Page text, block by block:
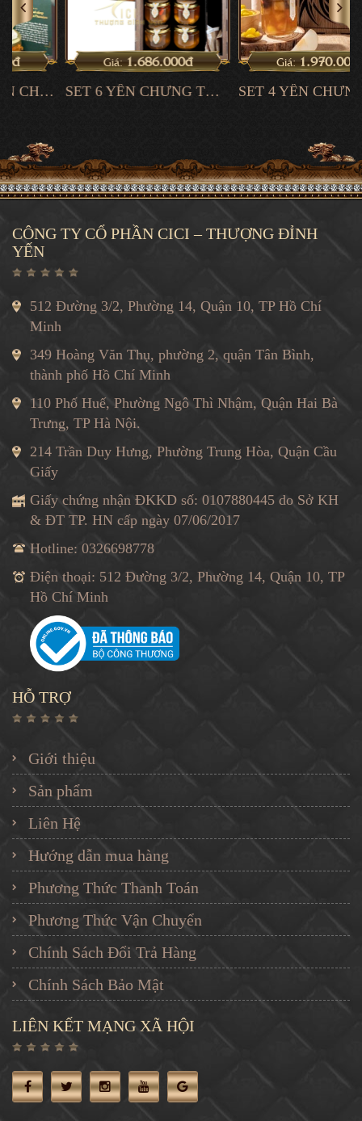
Giá:1.686.000đ
SET 6 YẾN CHƯNG TƯƠI
Giá:1.970.000đ
SET 4 YẾN CHƯNG TƯƠI
CÔNG TY CỔ PHẦN CICI – THƯỢNG ĐỈNH
YẾN
512 Đường 3/2, Phường 14, Quận 10, TP Hồ Chí
Minh
349 Hoàng Văn Thụ, phường 2, quận Tân Bình,
thành phố Hồ Chí Minh
110 Phố Huế, Phường Ngô Thì Nhậm, Quận Hai Bà
Trưng, TP Hà Nội.
214 Trần Duy Hưng, Phường Trung Hòa, Quận Cầu
Giấy
Giấy chứng nhận ĐKKD số: 0107880445 do Sở KH
& ĐT TP. HN cấp ngày 07/06/2017
Hotline: 0326698778
Điện thoại: 512 Đường 3/2, Phường 14, Quận 10, TP
Hồ Chí Minh
HỖ TRỢ
Giới thiệu
Sản phẩm
Liên Hệ
Hướng dẫn mua hàng
Phương Thức Thanh Toán
Phương Thức Vận Chuyển
Chính Sách Đổi Trả Hàng
Chính Sách Bảo Mật
LIÊN KẾT MẠNG XÃ HỘI